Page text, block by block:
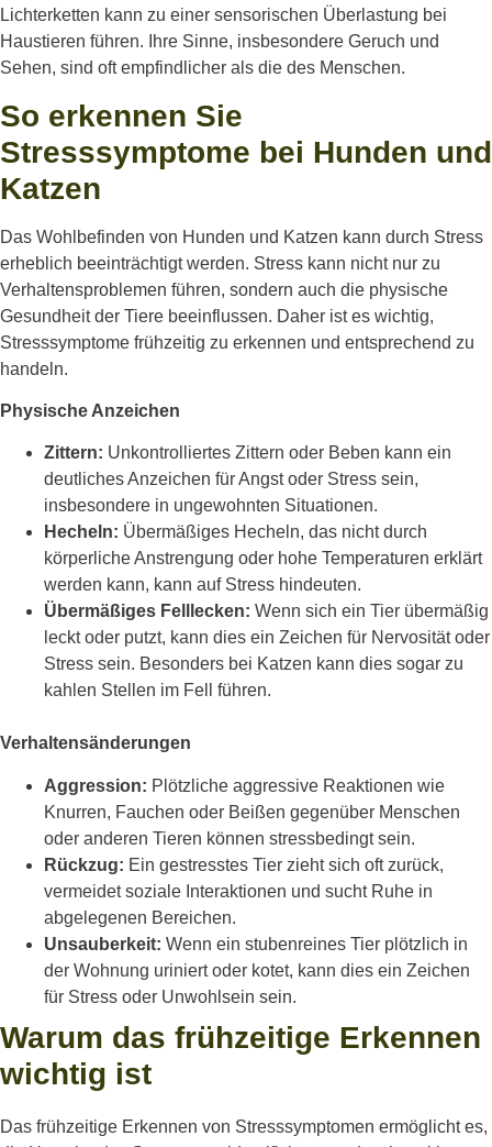
Lichterketten kann zu einer sensorischen Überlastung bei
Haustieren führen. Ihre Sinne, insbesondere Geruch und
Sehen, sind oft empfindlicher als die des Menschen.
So erkennen Sie
Stresssymptome bei Hunden und
Katzen
Das Wohlbefinden von Hunden und Katzen kann durch Stress
erheblich beeinträchtigt werden. Stress kann nicht nur zu
Verhaltensproblemen führen, sondern auch die physische
Gesundheit der Tiere beeinflussen. Daher ist es wichtig,
Stresssymptome frühzeitig zu erkennen und entsprechend zu
handeln.
Physische Anzeichen
Zittern: Unkontrolliertes Zittern oder Beben kann ein
deutliches Anzeichen für Angst oder Stress sein,
insbesondere in ungewohnten Situationen.
Hecheln: Übermäßiges Hecheln, das nicht durch
körperliche Anstrengung oder hohe Temperaturen erklärt
werden kann, kann auf Stress hindeuten.
Übermäßiges Felllecken: Wenn sich ein Tier übermäßig
leckt oder putzt, kann dies ein Zeichen für Nervosität oder
Stress sein. Besonders bei Katzen kann dies sogar zu
kahlen Stellen im Fell führen.
Verhaltensänderungen
Aggression: Plötzliche aggressive Reaktionen wie
Knurren, Fauchen oder Beißen gegenüber Menschen
oder anderen Tieren können stressbedingt sein.
Rückzug: Ein gestresstes Tier zieht sich oft zurück,
vermeidet soziale Interaktionen und sucht Ruhe in
abgelegenen Bereichen.
Unsauberkeit: Wenn ein stubenreines Tier plötzlich in
der Wohnung uriniert oder kotet, kann dies ein Zeichen
für Stress oder Unwohlsein sein.
Warum das frühzeitige Erkennen
wichtig ist
Das frühzeitige Erkennen von Stresssymptomen ermöglicht es,